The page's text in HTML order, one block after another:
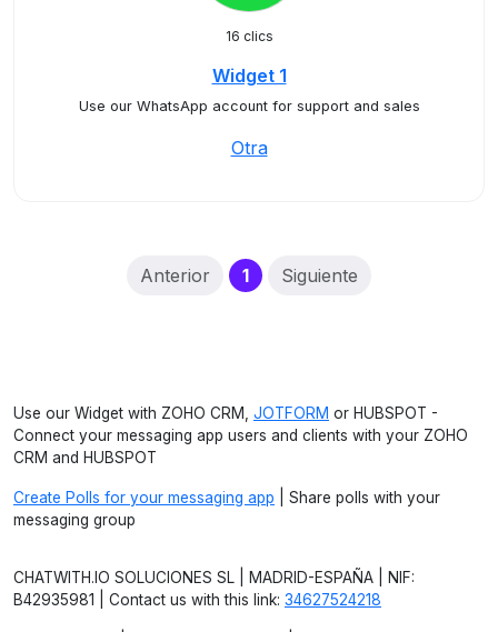
16 clics
Widget 1
Use our WhatsApp account for support and sales
Otra
Anterior 1(current)
Siguiente
Use our Widget with ZOHO CRM, JOTFORM or HUBSPOT -
Connect your messaging app users and clients with your ZOHO
CRM and HUBSPOT
Create Polls for your messaging app | Share polls with your
messaging group
CHATWITH.IO SOLUCIONES SL | MADRID-ESPAÑA | NIF:
B42935981 | Contact us with this link: 34627524218